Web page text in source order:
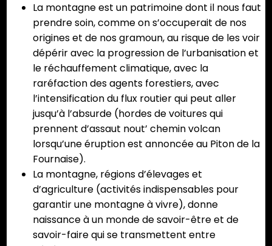
La montagne est un patrimoine dont il nous faut
prendre soin, comme on s’occuperait de nos
origines et de nos gramoun, au risque de les voir
dépérir avec la progression de l’urbanisation et
le réchauffement climatique, avec la
raréfaction des agents forestiers, avec
l’intensification du flux routier qui peut aller
jusqu’à l’absurde (hordes de voitures qui
prennent d’assaut nout’ chemin volcan
lorsqu’une éruption est annoncée au Piton de la
Fournaise).
La montagne, régions d’élevages et
d’agriculture (activités indispensables pour
garantir une montagne à vivre), donne
naissance à un monde de savoir-être et de
savoir-faire qui se transmettent entre